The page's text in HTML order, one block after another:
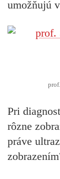
umožňujú
Pri
rôzne
práve